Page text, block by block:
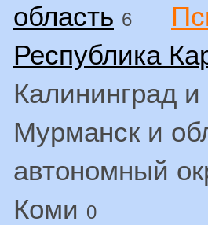
область 6
Республика
Калининград и
Мурманск и
автономный
Коми 0